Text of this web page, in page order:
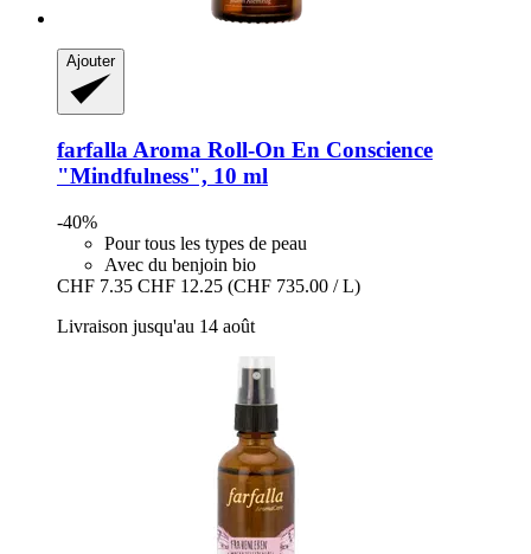
Ajouter
farfalla Aroma Roll-​On En Conscience
"Mindfulness", 10 ml
-40%
Pour tous les types de peau
Avec du benjoin bio
CHF 7.35 CHF 12.25 (CHF 735.00 / L)
Livraison jusqu'au 14 août